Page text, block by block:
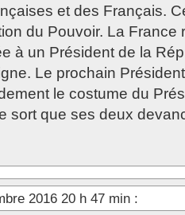
et des Français.
du Pouvoir. La France
à un Président de la
Le prochain
le costume du
sort que ses deux
2016 20 h 47 min :